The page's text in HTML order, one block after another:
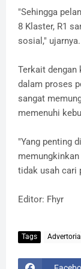
"Sehingga
8 Klaster, R1
sosial," ujarnya.
Terkait
dalam proses
sangat
memenuhi
"Yang penting
tidak usah cari
Editor: Fhyr
Tags Advertorial